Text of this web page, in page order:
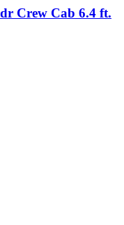
Crew Cab 6.4 ft.